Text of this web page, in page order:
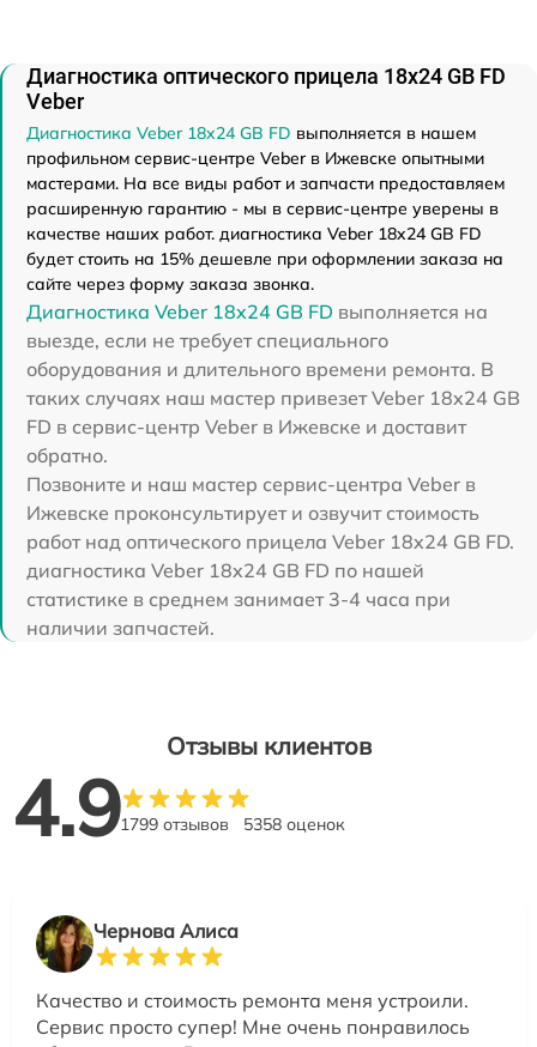
Диагностика оптического прицела 18x24 GB FD
Veber
Диагностика Veber 18x24 GB FD выполняется в нашем
профильном сервис-центре Veber в Ижевске опытными
мастерами. На все виды работ и запчасти предоставляем
расширенную гарантию - мы в сервис-центре уверены в
качестве наших работ. диагностика Veber 18x24 GB FD
будет стоить на 15% дешевле при оформлении заказа на
сайте через форму заказа звонка.
Диагностика Veber 18x24 GB FD выполняется на
выезде, если не требует специального
оборудования и длительного времени ремонта. В
таких случаях наш мастер привезет Veber 18x24 GB
FD в сервис-центр Veber в Ижевске и доставит
обратно.
Позвоните и наш мастер сервис-центра Veber в
Ижевске проконсультирует и озвучит стоимость
работ над оптического прицела Veber 18x24 GB FD.
диагностика Veber 18x24 GB FD по нашей
статистике в среднем занимает 3-4 часа при
наличии запчастей.
Отзывы клиентов
4.91799 отзывов 5358 оценок
Чернова Алиса
Качество и стоимость ремонта меня устроили.
Сервис просто супер! Мне очень понравилось